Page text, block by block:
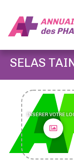
des
SELAS
INSÉRER VOTRE